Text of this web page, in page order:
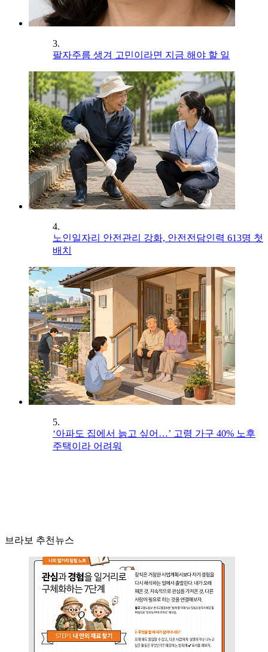
3.
팔자주름 생겨 고민이라면 지금 해야 할 일
4.
노인일자리 안전관리 강화, 안전전담인력 613명 첫
배치
5.
‘아파도 집에서 늙고 싶어…’ 고령 가구 40% 노후
주택이라 어려워
브라보 추천뉴스